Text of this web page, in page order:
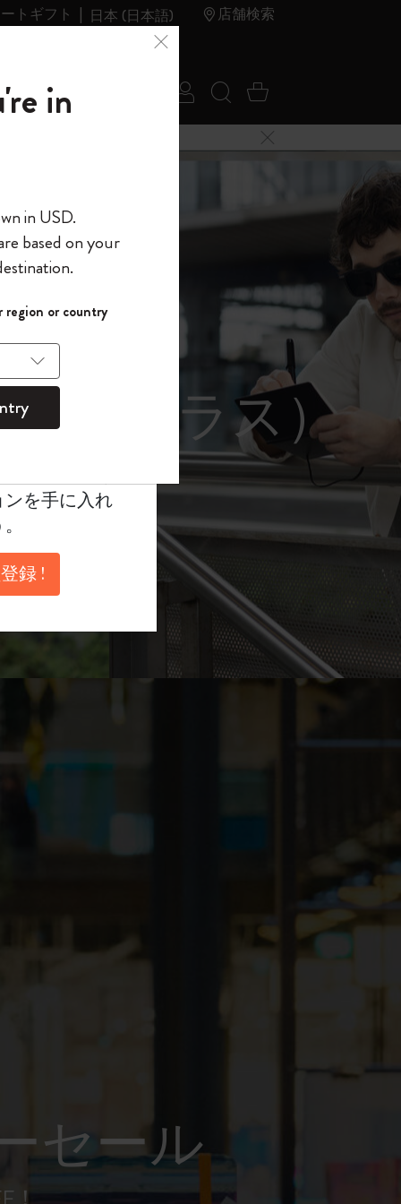
トギフト 日本 (日本語) 店舗検索
ール
ログイン
パスワードを表示
保存する
検索 (キーワード
カート 0 アイ
メニューを閉じる
サングラス）
示1
セール
ようこそ
、コード
力すると、初
無料になり
レット品は
を手に入れ
録 !
in
in USD.
based on your
or country